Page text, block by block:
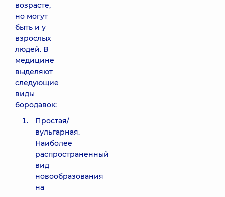
возрасте,
но могут
быть и у
взрослых
людей. В
медицине
выделяют
следующие
виды
бородавок:
Простая/
вульгарная.
Наиболее
распространенный
вид
новообразования
на